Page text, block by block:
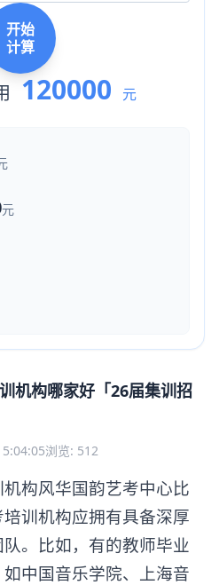
开始
计算
120000 元
元
机构哪家好「26届集训招
浏览: 512
构风华国韵艺考中心比
训机构应拥有具备深厚
。比如，有的教师毕业
中国音乐学院、上海音